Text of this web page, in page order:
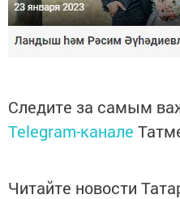
Следите за самым
Telegram-канале
Читайте новости